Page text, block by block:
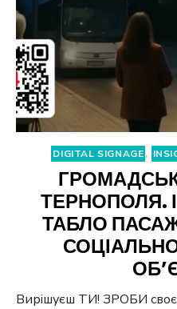
DIGITAL SIGNAGE,
ТЕРНОПОЛЯ.
ТАБЛО
Вирішуєш ТИ! ЗРОБИ